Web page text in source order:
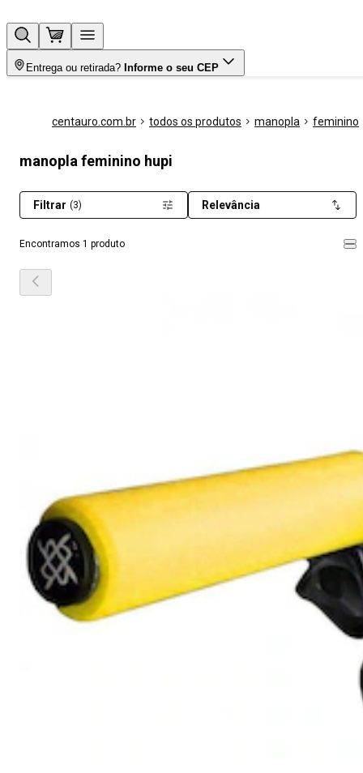
Entrega ou retirada? Informe o seu CEP
centauro.com.br todos os produtos manopla feminino
manopla feminino hupi
Encontramos 1 produto
Filtrar (3) Relevância